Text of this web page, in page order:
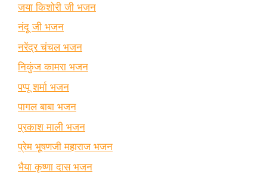
जया किशोरी जी भजन
नंदू जी भजन
नरेंद्र चंचल भजन
निकुंज कामरा भजन
पप्पू शर्मा भजन
पागल बाबा भजन
प्रकाश माली भजन
प्रेम भूषणजी महाराज भजन
भैया कृष्णा दास भजन